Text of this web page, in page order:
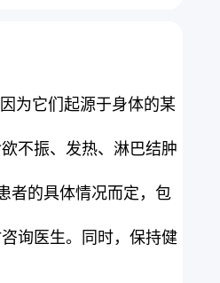
为它们起源于身体的某
不振、发热、淋巴结肿
者的具体情况而定，包
询医生。同时，保持健